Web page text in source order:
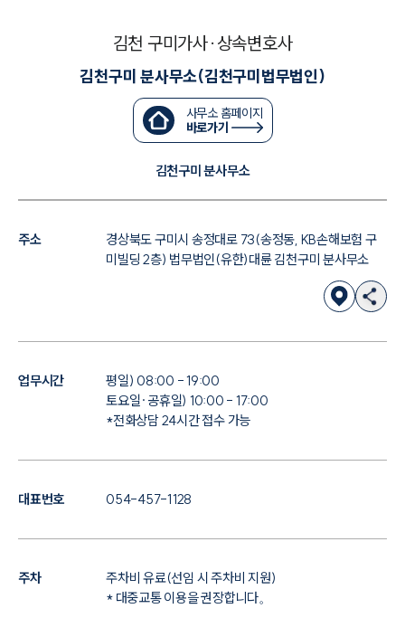
김천 구미가사·상속변호사
김천구미 분사무소(김천구미법무법인)
사무소 홈페이지
바로가기
김천구미 분사무소
주소
경상북도 구미시 송정대로 73(송정동, KB손해보험 구
미빌딩 2층) 법무법인(유한)대륜 김천구미 분사무소
업무시간
평일) 08:00 - 19:00
토요일·공휴일) 10:00 - 17:00
*전화상담 24시간 접수 가능
대표번호 054-457-1128
주차
주차비 유료(선임 시 주차비 지원)
* 대중교통 이용을 권장합니다。